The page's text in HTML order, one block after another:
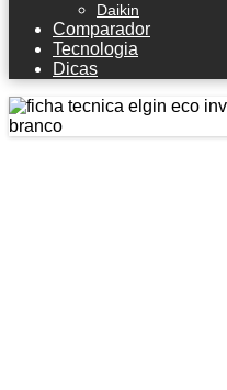
Daikin
Comparador
Tecnologia
Dicas